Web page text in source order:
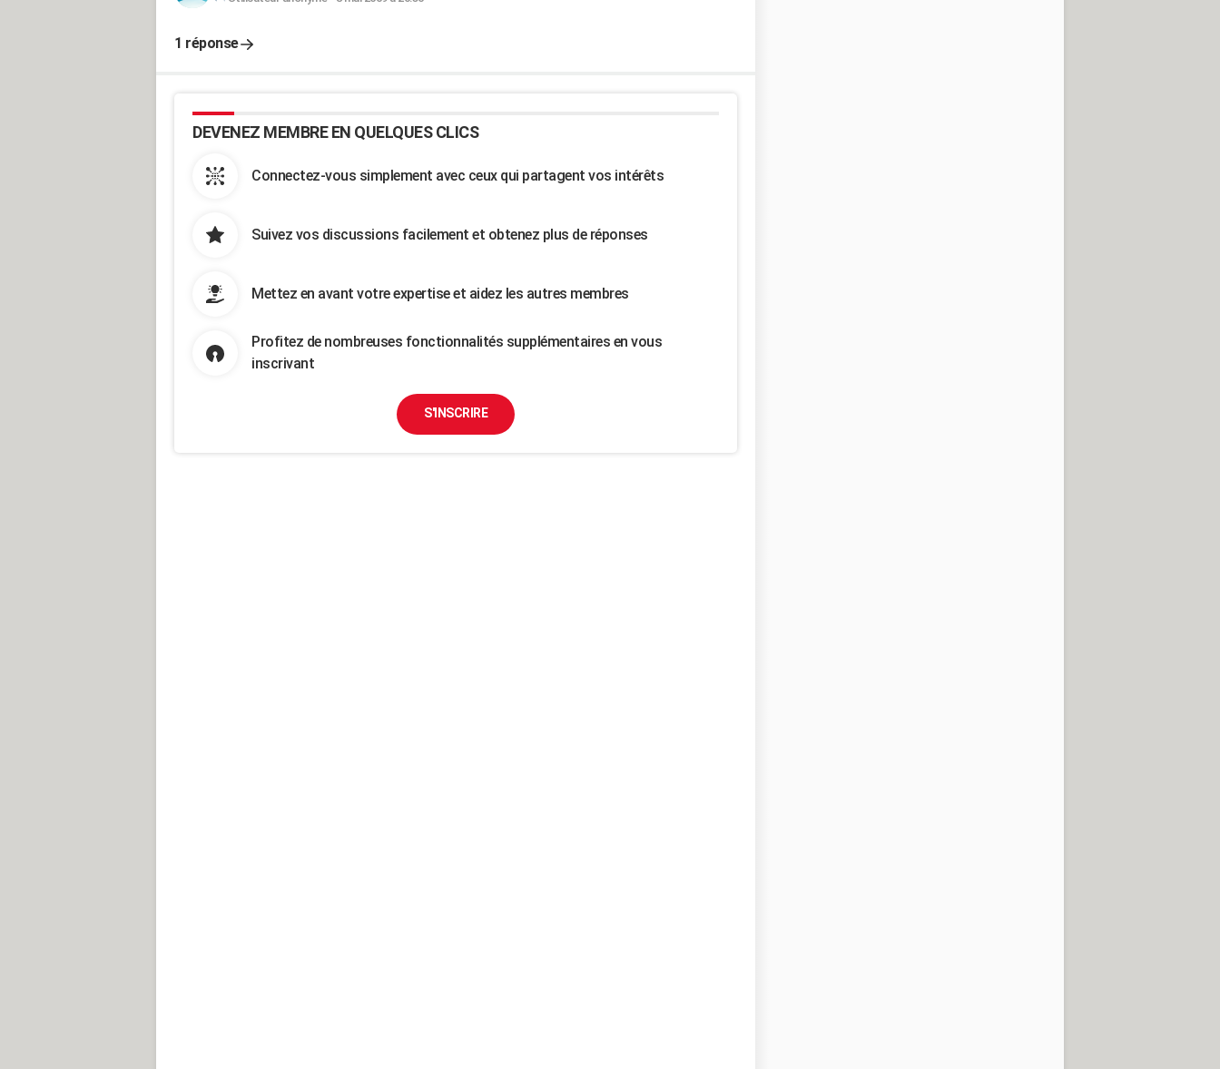
1 réponse
DEVENEZ MEMBRE EN QUELQUES CLICS
Connectez-vous simplement avec ceux qui partagent vos intérêts
Suivez vos discussions facilement et obtenez plus de réponses
Mettez en avant votre expertise et aidez les autres membres
Profitez de nombreuses fonctionnalités supplémentaires en vous
inscrivant
S'INSCRIRE